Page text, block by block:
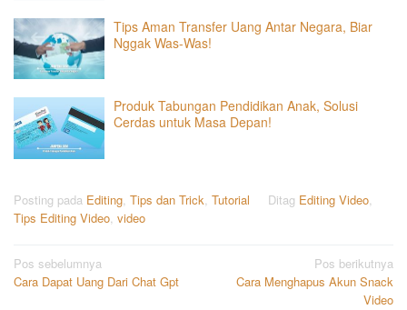
Tips Aman Transfer Uang Antar Negara, Biar
Nggak Was-Was!
Produk Tabungan Pendidikan Anak, Solusi
Cerdas untuk Masa Depan!
Posting pada Editing Tips dan Trick Tutorial Ditag Editing Video
Tips Editing Video video
Navigasi
pos
Pos sebelumnya
Cara Dapat Uang Dari Chat Gpt
Pos berikutnya
Cara Menghapus Akun Snack
Video